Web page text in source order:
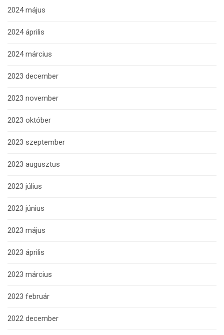
2024 május
2024 április
2024 március
2023 december
2023 november
2023 október
2023 szeptember
2023 augusztus
2023 július
2023 június
2023 május
2023 április
2023 március
2023 február
2022 december